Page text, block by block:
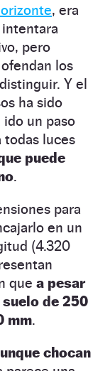
, era
pero
los
Y el
ha sido
ido un paso
todas luces
puede
.
para
en un
(4.320
que a pesar
de 250
mm.
chocan